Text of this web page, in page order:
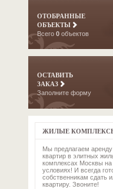
ОТОБРАННЫЕ
ОБЪЕКТЫ
Всего 0 объектов
ОСТАВИТЬ
ЗАКАЗ
Заполните форму
ЖИЛЫЕ
Мы предлагаем
квартир в элитных
комплексах Москвы на
условиях! И всегда
собственникам сдать
квартиру. Звоните!